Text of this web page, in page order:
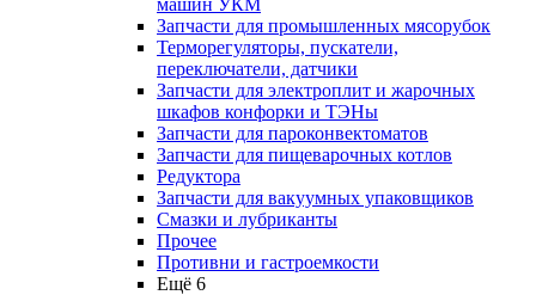
машин УКМ
Запчасти для промышленных мясорубок
Терморегуляторы, пускатели,
переключатели, датчики
Запчасти для электроплит и жарочных
шкафов конфорки и ТЭНы
Запчасти для пароконвектоматов
Запчасти для пищеварочных котлов
Редуктора
Запчасти для вакуумных упаковщиков
Смазки и лубриканты
Прочее
Противни и гастроемкости
Ещё 6